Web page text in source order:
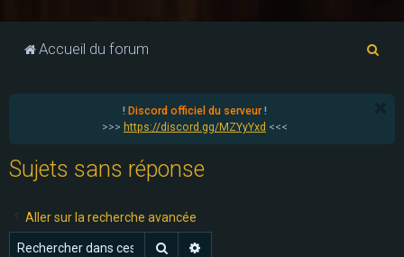
Accueil du forum
! Discord officiel du serveur!
>>> https://discord.gg/MZYyYxd <<<
Sujets sans réponse
Aller sur la recherche avancée
Rechercher